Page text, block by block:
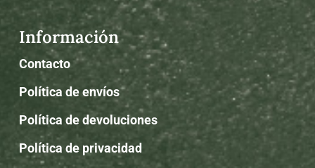
Información
Contacto
Política de envíos
Política de devoluciones
Política de privacidad